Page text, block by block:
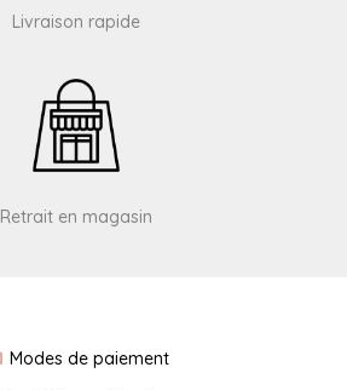
Livraison rapide
Retrait en magasin
Modes de paiement